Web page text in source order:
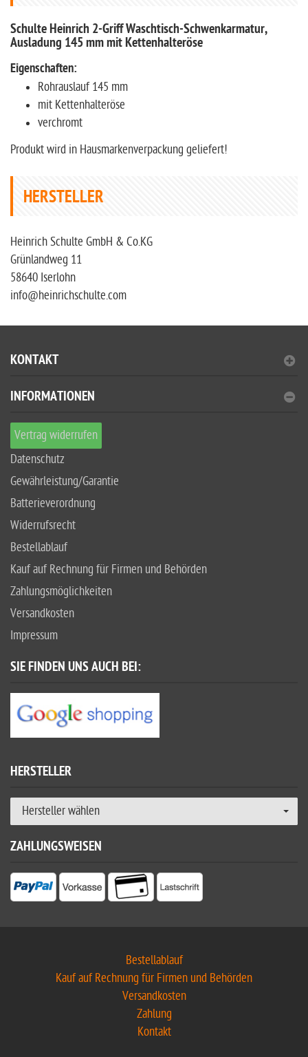
Schulte Heinrich 2-Griff Waschtisch-Schwenkarmatur,
Ausladung 145 mm mit Kettenhalteröse
Eigenschaften:
Rohrauslauf 145 mm
mit Kettenhalteröse
verchromt
Produkt wird in Hausmarkenverpackung geliefert!
HERSTELLER
Heinrich Schulte GmbH & Co.KG
Grünlandweg 11
58640 Iserlohn
info@heinrichschulte.com
KONTAKT
INFORMATIONEN
Vertrag widerrufen
Datenschutz
Gewährleistung/Garantie
Batterieverordnung
Widerrufsrecht
Bestellablauf
Kauf auf Rechnung für Firmen und Behörden
Zahlungsmöglichkeiten
Versandkosten
Impressum
SIE FINDEN UNS AUCH BEI:
HERSTELLER
Hersteller wählen
ZAHLUNGSWEISEN
Bestellablauf
Kauf auf Rechnung für Firmen und Behörden
Versandkosten
Zahlung
Kontakt